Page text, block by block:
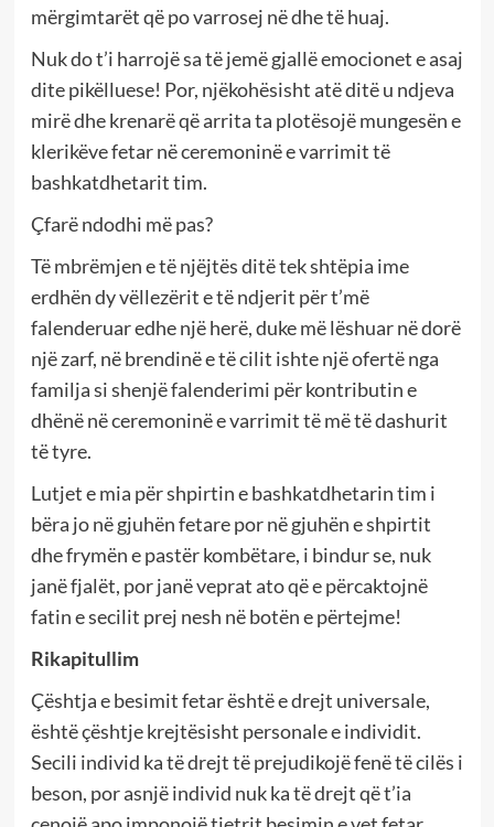
mërgimtarët që po varrosej në dhe të huaj.
Nuk do t’i harrojë sa të jemë gjallë emocionet e asaj
dite pikëlluese! Por, njëkohësisht atë ditë u ndjeva
mirë dhe krenarë që arrita ta plotësojë mungesën e
klerikëve fetar në ceremoninë e varrimit të
bashkatdhetarit tim.
Çfarë ndodhi më pas?
Të mbrëmjen e të njëjtës ditë tek shtëpia ime
erdhën dy vëllezërit e të ndjerit për t’më
falenderuar edhe një herë, duke më lëshuar në dorë
një zarf, në brendinë e të cilit ishte një ofertë nga
familja si shenjë falenderimi për kontributin e
dhënë në ceremoninë e varrimit të më të dashurit
të tyre.
Lutjet e mia për shpirtin e bashkatdhetarin tim i
bëra jo në gjuhën fetare por në gjuhën e shpirtit
dhe frymën e pastër kombëtare, i bindur se, nuk
janë fjalët, por janë veprat ato që e përcaktojnë
fatin e secilit prej nesh në botën e përtejme!
Rikapitullim
Çështja e besimit fetar është e drejt universale,
është çështje krejtësisht personale e individit.
Secili individ ka të drejt të prejudikojë fenë të cilës i
beson, por asnjë individ nuk ka të drejt që t’ia